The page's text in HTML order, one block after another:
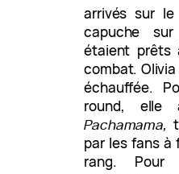
arrivés sur
capuche
étaient prêts
combat.
échauffée.
round,
Pachamama,
par les fans à
rang. Pour